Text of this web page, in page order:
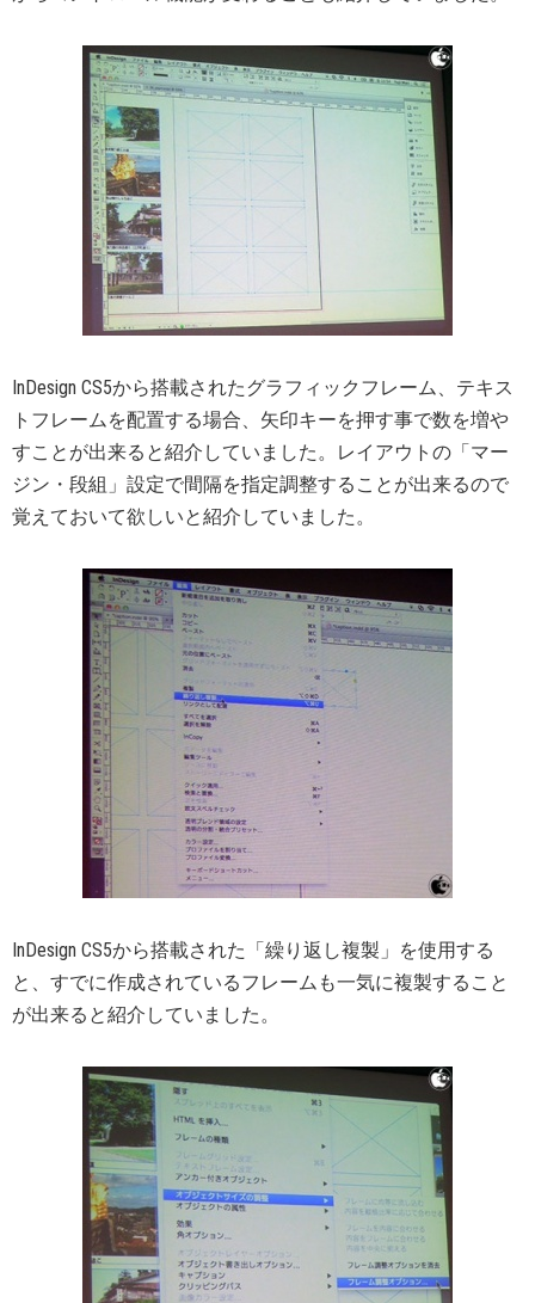
InDesign CS5から搭載されたグラフィックフレーム、テキス
トフレームを配置する場合、矢印キーを押す事で数を増や
すことが出来ると紹介していました。レイアウトの「マー
ジン・段組」設定で間隔を指定調整することが出来るので
覚えておいて欲しいと紹介していました。
InDesign CS5から搭載された「繰り返し複製」を使用する
と、すでに作成されているフレームも一気に複製すること
が出来ると紹介していました。